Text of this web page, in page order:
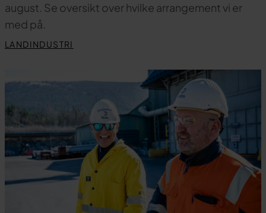
august. Se oversikt over hvilke arrangement vi er
med på.
LANDINDUSTRI